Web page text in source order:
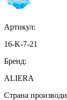
Артикул:
16-K-7-21
Бренд:
ALIERA
Страна